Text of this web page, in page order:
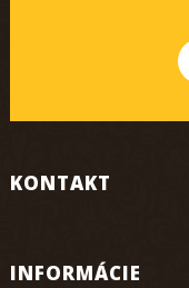
KONTAKT
INFORMÁCIE